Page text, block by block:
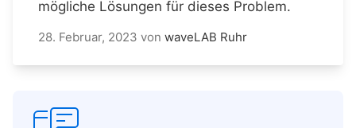
mögliche Lösungen für dieses Problem.
28. Februar, 2023 von waveLAB Ruhr